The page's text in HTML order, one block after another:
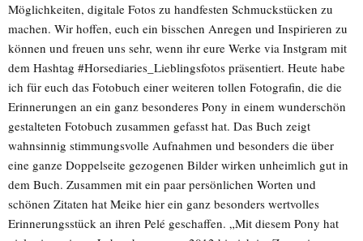
Möglichkeiten, digitale Fotos zu handfesten Schmuckstücken zu
machen. Wir hoffen, euch ein bisschen Anregen und Inspirieren zu
können und freuen uns sehr, wenn ihr eure Werke via Instgram mit
dem Hashtag #Horsediaries_Lieblingsfotos präsentiert. Heute habe
ich für euch das Fotobuch einer weiteren tollen Fotografin, die die
Erinnerungen an ein ganz besonderes Pony in einem wunderschön
gestalteten Fotobuch zusammen gefasst hat. Das Buch zeigt
wahnsinnig stimmungsvolle Aufnahmen und besonders die über
eine ganze Doppelseite gezogenen Bilder wirken unheimlich gut in
dem Buch. Zusammen mit ein paar persönlichen Worten und
schönen Zitaten hat Meike hier ein ganz besonders wertvolles
Erinnerungsstück an ihren Pelé geschaffen. „Mit diesem Pony hat